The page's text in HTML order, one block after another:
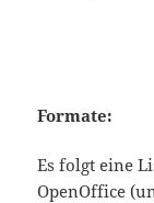
Formate:
Es folgt eine
OpenOffice